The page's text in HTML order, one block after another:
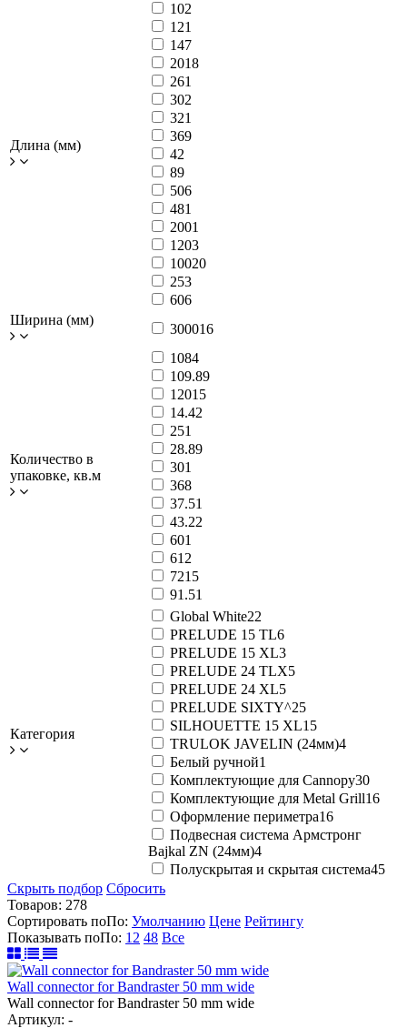
Длина (мм)
102
121
147
2018
261
302
321
369
42
89
506
481
2001
1203
10020
253
606
Ширина (мм)
300016
Количество в
упаковке, кв.м
1084
109.89
12015
14.42
251
28.89
301
368
37.51
43.22
601
61 2
7215
91.51
Категория
Global White22
PRELUDE 15 TL6
PRELUDE 15 XL3
PRELUDE 24 TLX5
PRELUDE 24 XL5
PRELUDE SIXTY^25
SILHOUETTE 15 XL15
TRULOK JAVELIN (24мм)4
Белый ручной1
Комплектующие для Cannopy30
Комплектующие для Metal Grill16
Оформление периметра16
Подвесная система Армстронг
Bajkal ZN (24мм)4
Полускрытая и скрытая система45
Скрыть подбор Сбросить
Товаров: 278
Сортировать поПо: Умолчанию Цене Рейтингу
Показывать поПо: 12 48 Все
Wall connector for Bandraster 50 mm wide
Wall connector for Bandraster 50 mm wide
Артикул: -